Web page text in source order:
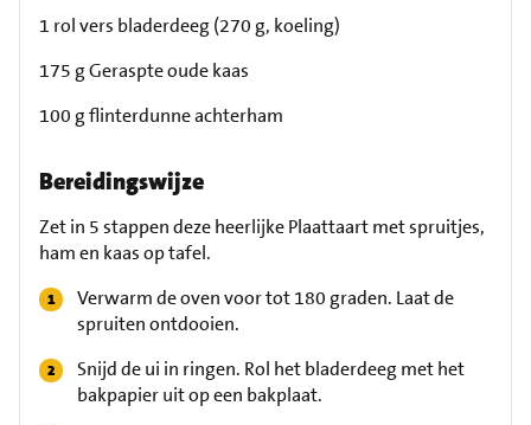
1 rol vers bladerdeeg (270 g, koeling)
175 g Geraspte oude kaas
100 g flinterdunne achterham
Bereidingswijze
Zet in 5 stappen deze heerlijke Plaattaart met spruitjes,
ham en kaas op tafel.
Verwarm de oven voor tot 180 graden. Laat de
spruiten ontdooien.
Snijd de ui in ringen. Rol het bladerdeeg met het
bakpapier uit op een bakplaat.